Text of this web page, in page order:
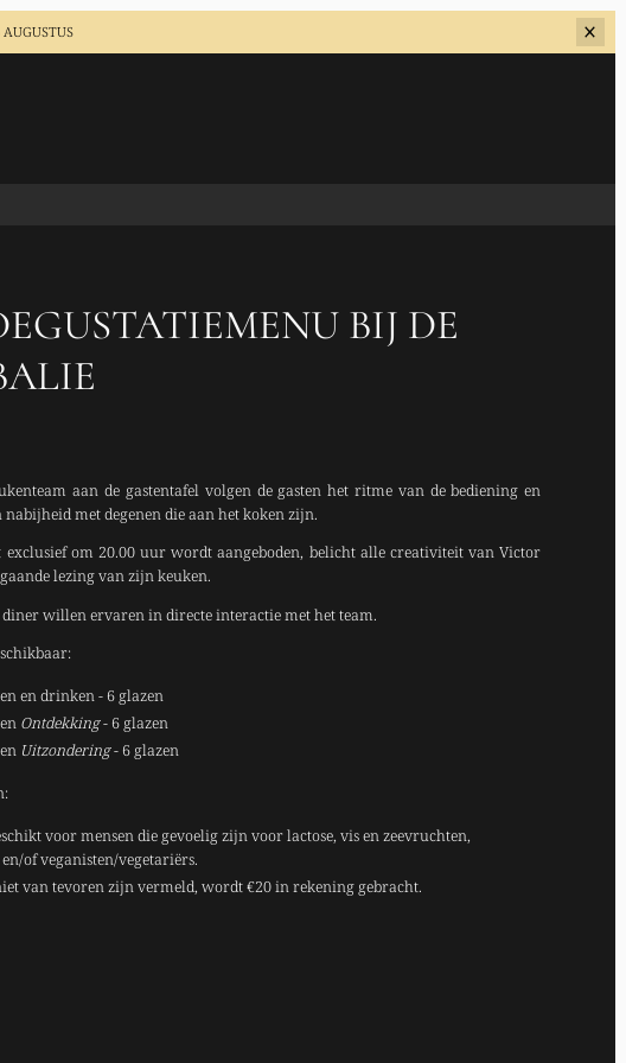
BIJ DE
aan de gastentafel volgen de gasten het ritme van de bediening en
nabijheid met degenen die aan het koken zijn.
exclusief om 20.00 uur wordt aangeboden, belicht alle creativiteit van Victor
lezing van zijn keuken.
willen ervaren in directe interactie met het team.
en drinken - 6 glazen
Ontdekking- 6 glazen
Uitzondering- 6 glazen
voor mensen die gevoelig zijn voor lactose, vis en zeevruchten,
of veganisten/vegetariërs.
van tevoren zijn vermeld, wordt €20 in rekening gebracht.